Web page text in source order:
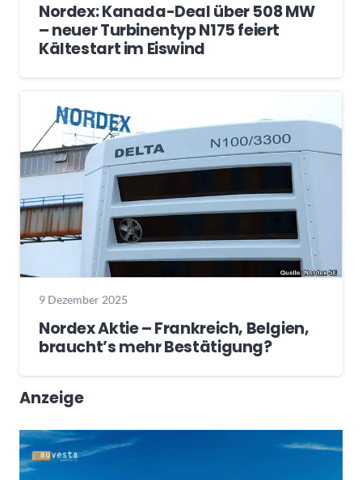
Nordex: Kanada-Deal über 508 MW
– neuer Turbinentyp N175 feiert
Kältestart im Eiswind
9 Dezember 2025
Nordex Aktie – Frankreich, Belgien,
braucht’s mehr Bestätigung?
Anzeige